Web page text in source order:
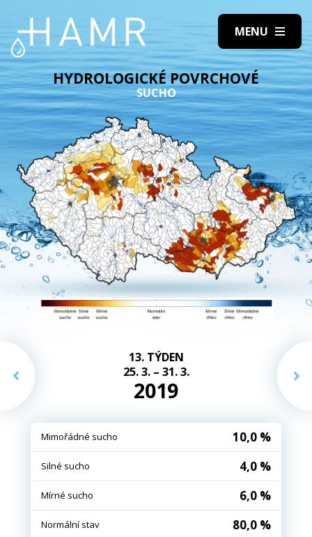
HYDROLOGICKÉ POVRCHOVÉ
SUCHO
13. TÝDEN
25. 3. – 31. 3.
2019
Mimořádné sucho 10,0 %
Silné sucho 4,0 %
Mírné sucho 6,0 %
Normální stav 80,0 %